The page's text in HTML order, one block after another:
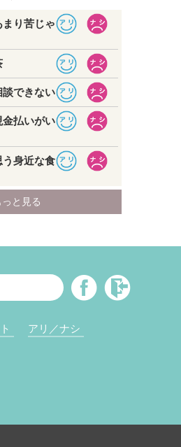
アリ／ナシ